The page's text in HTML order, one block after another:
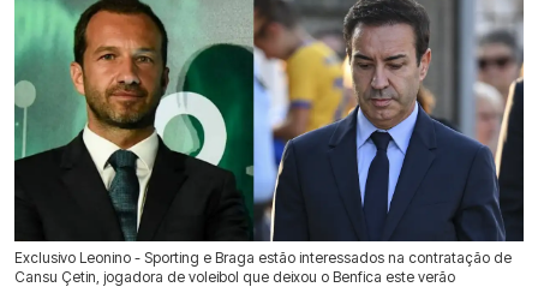
Exclusivo Leonino - Sporting e Braga estão interessados na contratação de
Cansu Çetin, jogadora de voleibol que deixou o Benfica este verão